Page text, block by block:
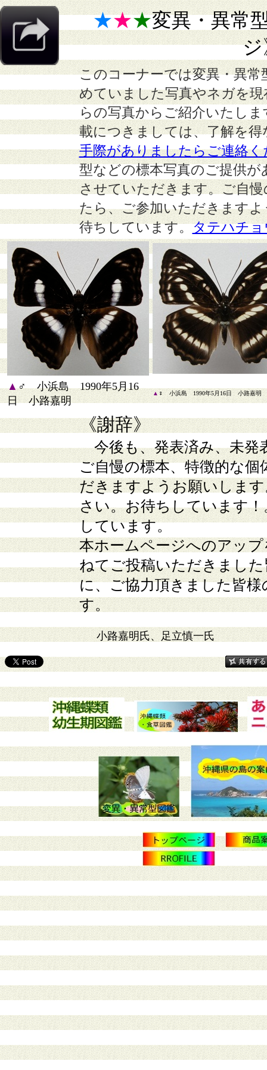
★★★変異・異常
ジ
このコーナーでは変異・異
めていました写真やネガを
らの写真からご紹介いたし
載につきましては、了解を
手際がありましたらご連絡く
型などの標本写真のご提供
させていただきます。ご自
たら、ご参加いただきます
待ちしています。タテハチ
▲♂ 小浜島 1990年5月16
日 小路嘉明
▲ ♀ 小浜島 1990年5月16日 小路嘉明
《謝辞》
今後も、発表済み、未発
ご自慢の標本、特徴的な
だきますようお願いしま
さい。お待ちしています
しています。
本ホームページへのアッ
ねてご投稿いただきまし
に、ご協力頂きました皆
す。
小路嘉明氏、足立慎一氏